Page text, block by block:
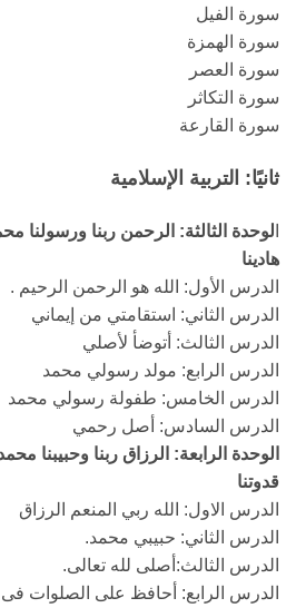
سورة الفيل
سورة الهمزة
سورة العصر
سورة التكاثر
سورة القارعة
ثانيًا: التربية الإسلامية
لوحدة الثالثة: الرحمن ربنا ورسولنا
هادينا
الدرس الأول: الله هو الرحمن الرحيم .
الدرس الثاني: استقامتي من إيماني
الدرس الثالث: أتوضأ لأصلي
الدرس الرابع: مولد رسولي محمد
الدرس الخامس: طفولة رسولي محمد
الدرس السادس: أصل رحمي
الوحدة الرابعة: الرزاق ربنا وحبيبنا
قدوتنا
الدرس الاول: الله ربي المنعم الرزاق
الدرس الثاني: حبيبي محمد.
الدرس الثالث:أصلى لله تعالى.
الدرس الرابع: أحافظ على الصلوات فى